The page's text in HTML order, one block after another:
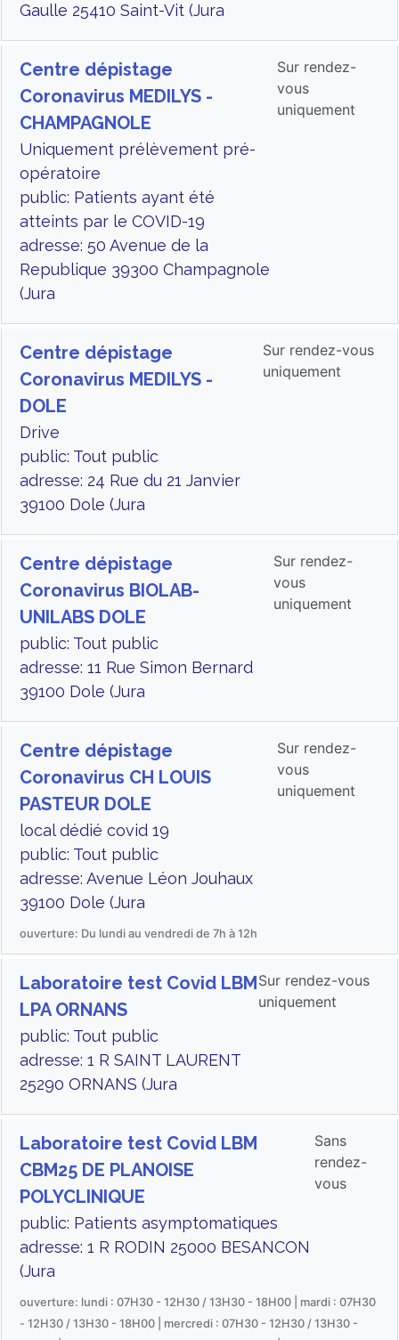
Gaulle 25410 Saint-Vit (Jura
Centre dépistage
Coronavirus MEDILYS -
CHAMPAGNOLE
Uniquement prélèvement pré-
opératoire
public: Patients ayant été
atteints par le COVID-19
adresse: 50 Avenue de la
Republique 39300 Champagnole
(Jura
Sur rendez-
vous
uniquement
Centre dépistage
Coronavirus MEDILYS -
DOLE
Drive
public: Tout public
adresse: 24 Rue du 21 Janvier
39100 Dole (Jura
Sur rendez-vous
uniquement
Centre dépistage
Coronavirus BIOLAB-
UNILABS DOLE
public: Tout public
adresse: 11 Rue Simon Bernard
39100 Dole (Jura
Sur rendez-
vous
uniquement
Centre dépistage
Coronavirus CH LOUIS
PASTEUR DOLE
local dédié covid 19
public: Tout public
adresse: Avenue Léon Jouhaux
39100 Dole (Jura
Sur rendez-
vous
uniquement
ouverture: Du lundi au vendredi de 7h à 12h
Laboratoire test Covid LBM
LPA ORNANS
public: Tout public
adresse: 1 R SAINT LAURENT
25290 ORNANS (Jura
Sur rendez-vous
uniquement
Laboratoire test Covid LBM
CBM25 DE PLANOISE
POLYCLINIQUE
public: Patients asymptomatiques
adresse: 1 R RODIN 25000 BESANCON
(Jura
Sans
rendez-
vous
ouverture: lundi : 07H30 - 12H30 / 13H30 - 18H00 | mardi : 07H30
- 12H30 / 13H30 - 18H00 | mercredi : 07H30 - 12H30 / 13H30 -